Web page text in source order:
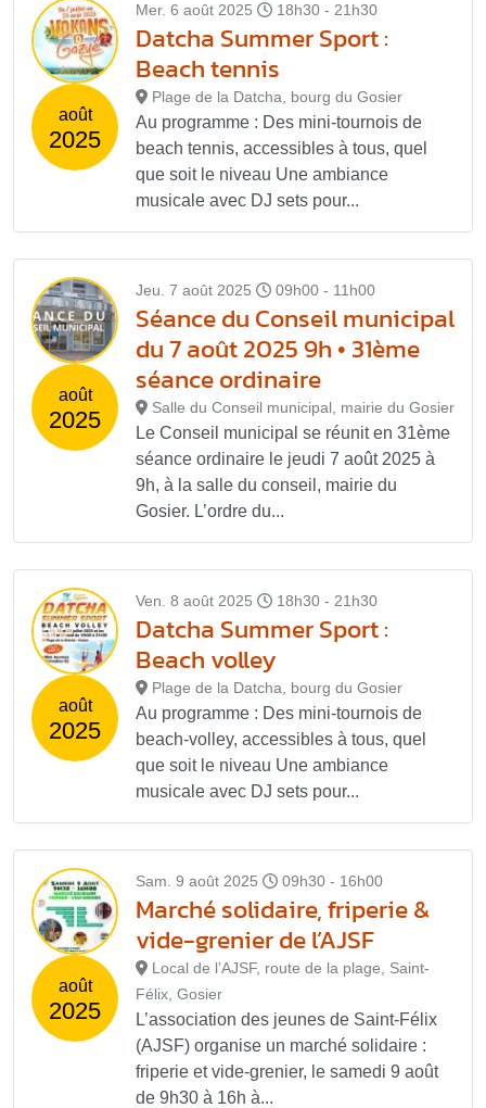
août
2025
Mer. 6 août 2025 18h30 - 21h30
Datcha Summer Sport :
Beach tennis
Plage de la Datcha, bourg du Gosier
Au programme : Des mini-tournois de
beach tennis, accessibles à tous, quel
que soit le niveau Une ambiance
musicale avec DJ sets pour...
août
2025
Jeu. 7 août 2025 09h00 - 11h00
Séance du Conseil municipal
du 7 août 2025 9h • 31ème
séance ordinaire
Salle du Conseil municipal, mairie du Gosier
Le Conseil municipal se réunit en 31ème
séance ordinaire le jeudi 7 août 2025 à
9h, à la salle du conseil, mairie du
Gosier. L’ordre du...
août
2025
Ven. 8 août 2025 18h30 - 21h30
Datcha Summer Sport :
Beach volley
Plage de la Datcha, bourg du Gosier
Au programme : Des mini-tournois de
beach-volley, accessibles à tous, quel
que soit le niveau Une ambiance
musicale avec DJ sets pour...
août
2025
Sam. 9 août 2025 09h30 - 16h00
Marché solidaire, friperie &
vide-grenier de l’AJSF
Local de l’AJSF, route de la plage, Saint-
Félix, Gosier
L’association des jeunes de Saint-Félix
(AJSF) organise un marché solidaire :
friperie et vide-grenier, le samedi 9 août
de 9h30 à 16h à...